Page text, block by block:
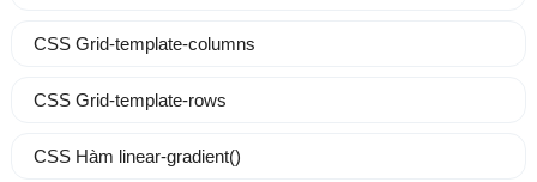
CSS Grid-template-columns
CSS Grid-template-rows
CSS Hàm linear-gradient()